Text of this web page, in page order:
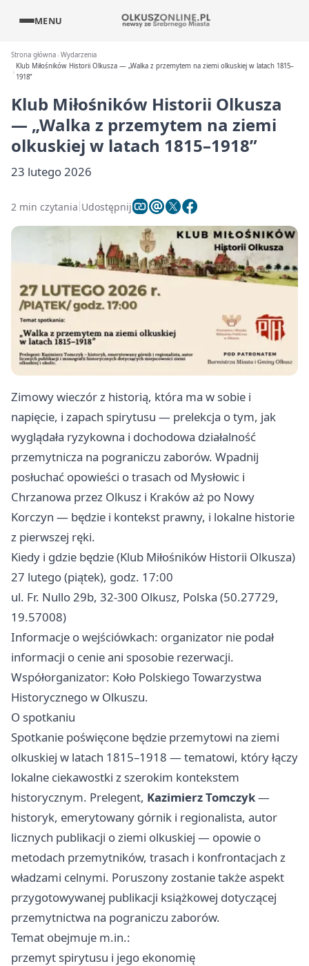
MENU
Strona główna Wydarzenia
Klub Miłośników Historii Olkusza — „Walka z przemytem na ziemi olkuskiej w latach 1815–
1918”
Klub Miłośników Historii Olkusza
— „Walka z przemytem na ziemi
olkuskiej w latach 1815–1918”
23 lutego 2026
2 min czytania Udostępnij
Zimowy wieczór z historią, która ma w sobie i
napięcie, i zapach spirytusu — prelekcja o tym, jak
wyglądała ryzykowna i dochodowa działalność
przemytnicza na pograniczu zaborów. Wpadnij
posłuchać opowieści o trasach od Mysłowic i
Chrzanowa przez Olkusz i Kraków aż po Nowy
Korczyn — będzie i kontekst prawny, i lokalne historie
z pierwszej ręki.
Kiedy i gdzie będzie (Klub Miłośników Historii Olkusza)
27 lutego (piątek), godz. 17:00
ul. Fr. Nullo 29b, 32-300 Olkusz, Polska (50.27729,
19.57008)
Informacje o wejściówkach: organizator nie podał
informacji o cenie ani sposobie rezerwacji.
Współorganizator: Koło Polskiego Towarzystwa
Historycznego w Olkuszu.
O spotkaniu
Spotkanie poświęcone będzie przemytowi na ziemi
olkuskiej w latach 1815–1918 — tematowi, który łączy
lokalne ciekawostki z szerokim kontekstem
historycznym. Prelegent, Kazimierz Tomczyk—
historyk, emerytowany górnik i regionalista, autor
licznych publikacji o ziemi olkuskiej — opowie o
metodach przemytników, trasach i konfrontacjach z
władzami celnymi. Poruszony zostanie także aspekt
przygotowywanej publikacji książkowej dotyczącej
przemytnictwa na pograniczu zaborów.
Temat obejmuje m.in.:
przemyt spirytusu i jego ekonomię